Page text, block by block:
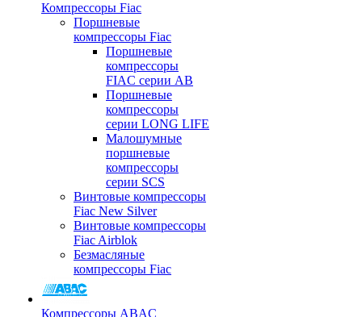
Компрессоры Fiac
Поршневые
компрессоры Fiac
Поршневые
компрессоры
FIAC серии AB
Поршневые
компрессоры
серии LONG LIFE
Малошумные
поршневые
компрессоры
серии SCS
Винтовые компрессоры
Fiac New Silver
Винтовые компрессоры
Fiac Airblok
Безмасляные
компрессоры Fiac
Компрессоры ABAC